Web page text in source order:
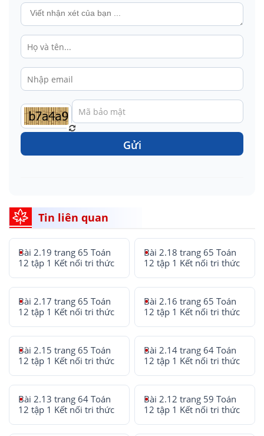
Gửi
Tin liên quan
Bài 2.19 trang 65 Toán
12 tập 1 Kết nối tri thức
Bài 2.18 trang 65 Toán
12 tập 1 Kết nối tri thức
Bài 2.17 trang 65 Toán
12 tập 1 Kết nối tri thức
Bài 2.16 trang 65 Toán
12 tập 1 Kết nối tri thức
Bài 2.15 trang 65 Toán
12 tập 1 Kết nối tri thức
Bài 2.14 trang 64 Toán
12 tập 1 Kết nối tri thức
Bài 2.13 trang 64 Toán
12 tập 1 Kết nối tri thức
Bài 2.12 trang 59 Toán
12 tập 1 Kết nối tri thức